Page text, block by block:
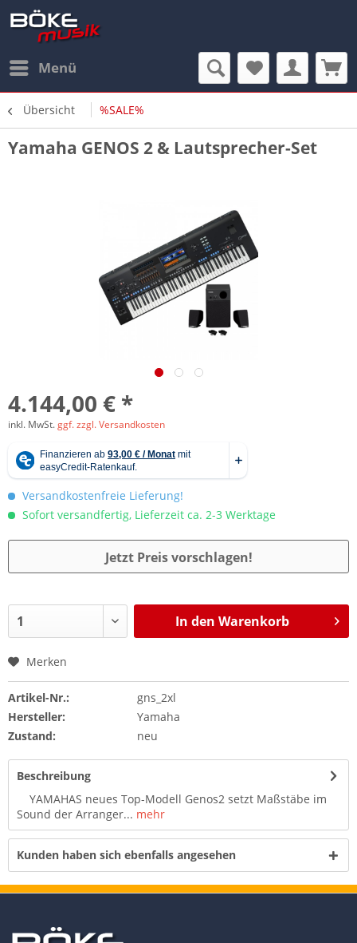
Menü
Übersicht %SALE%
Yamaha GENOS 2 & Lautsprecher-Set
4.144,00 € *
inkl. MwSt.ggf. zzgl. Versandkosten
Versandkostenfreie Lieferung!
Sofort versandfertig, Lieferzeit ca. 2-3 Werktage
Jetzt Preis vorschlagen!
In den Warenkorb
Merken
Artikel-Nr.:
gns_2xl
Hersteller:
Yamaha
Zustand:
neu
Beschreibung
YAMAHAS neues Top-Modell Genos2 setzt Maßstäbe im
Sound der Arranger... mehr
Kunden haben sich ebenfalls angesehen